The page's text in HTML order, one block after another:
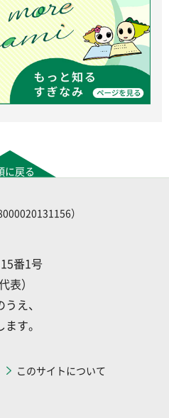
に戻る
）
番1号
）
え、
す。
このサイトについて